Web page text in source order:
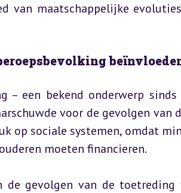
van maatschappelijke
– een bekend onderwerp
voor de gevolgen van
op sociale systemen, omdat
moeten financieren.
de gevolgen van de toetreding